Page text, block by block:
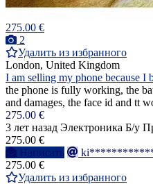
275.00 €
2
Удалить из избранного
London, United Kingdom
I am selling my phone because I
the phone is fully working, the
and damages, the face id and tt
275.00 €
3 лет назад Электроника Б/у
275.00 €
Написать
275.00 €
Удалить из избранного